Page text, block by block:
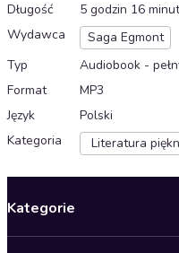
Długość
5 godzin 16 minut
Wydawca
Saga Egmont
Typ
Audiobook -
Format
MP3
Język
Polski
Kategoria
Literatura
Kategorie